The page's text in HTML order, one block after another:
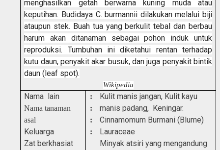
menghasilkan getah berwarna kuning muda atau
keputihan. Budidaya C. burmannii dilakukan melalui biji
ataupun stek. Buah tua yang berkulit tebal dan berbau
harum akan ditanaman sebagai pohon induk untuk
reproduksi. Tumbuhan ini diketahui rentan terhadap
kutu daun, penyakit akar busuk, dan juga penyakit bintik
daun (leaf spot).
Wikipedia
Nama lain
Nama tanaman
asal
Keluarga
Zat berkhasiat
:
:
:
:
Kulit manis jangan, Kulit kayu
manis padang, Keningar.
Cinnamomum Burmani (Blume)
Lauraceae
Minyak atsiri yang mengandung